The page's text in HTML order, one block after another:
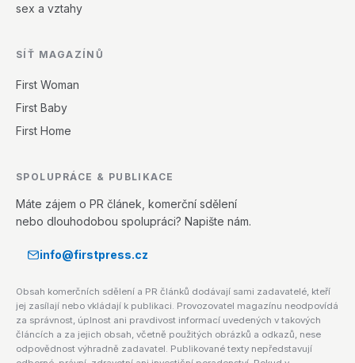
sex a vztahy
SÍŤ MAGAZÍNŮ
First Woman
First Baby
First Home
SPOLUPRÁCE & PUBLIKACE
Máte zájem o PR článek, komerční sdělení
nebo dlouhodobou spolupráci? Napište nám.
info@firstpress.cz
Obsah komerčních sdělení a PR článků dodávají sami zadavatelé, kteří
jej zasílají nebo vkládají k publikaci. Provozovatel magazínu neodpovídá
za správnost, úplnost ani pravdivost informací uvedených v takových
článcích a za jejich obsah, včetně použitých obrázků a odkazů, nese
odpovědnost výhradně zadavatel. Publikované texty nepředstavují